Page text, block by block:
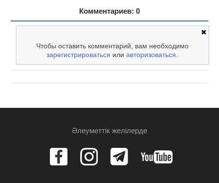
Комментариев: 0
✖
Чтобы оставить комментарий, вам необходимо
зарегистрироваться илиавторизоваться.
Әлеуметтік желілерде